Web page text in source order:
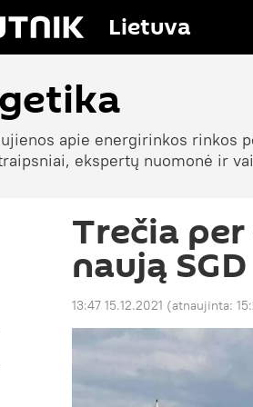
Lietuva
apie energirinkos rinkos
ekspertų nuomonė ir
Trečia
naują
13:47 15.12.2021 (atnaujinta: